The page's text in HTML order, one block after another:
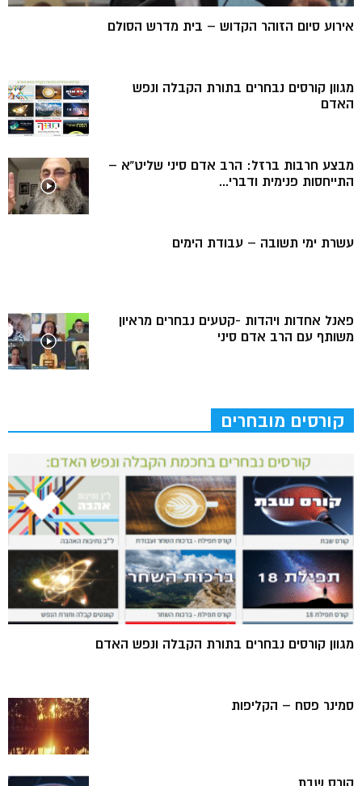
אירוע סיום הזוהר הקדוש – בית מדרש הסולם
מגוון קורסים נבחרים בתורת הקבלה ונפש
האדם
מבצע חרבות ברזל: הרב אדם סיני שליט”א –
התייחסות פנימית ודברי...
עשרת ימי תשובה – עבודת הימים
פאנל אחדות ויהדות -קטעים נבחרים מראיון
משותף עם הרב אדם סיני
קורסים מובחרים
מגוון קורסים נבחרים בתורת הקבלה ונפש האדם
סמינר פסח – הקליפות